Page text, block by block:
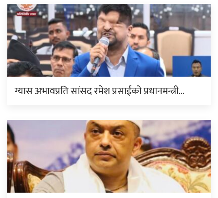
ग्यास अभावप्रति सांसद रमेश प्रसाईंको प्रधानमन्त्री…